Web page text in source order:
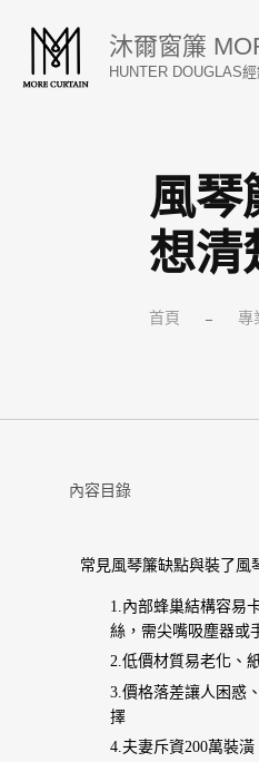
沐爾窗簾
HUNTER DOUGLAS
風琴
想清
首頁 – 專
內容目錄
常見風琴簾缺點與裝了風
1.內部蜂巢結構容易
絲，需尖嘴吸塵器或
2.低價材質易老化、
3.價格落差讓人困惑
擇
4.夫妻斥資200萬裝